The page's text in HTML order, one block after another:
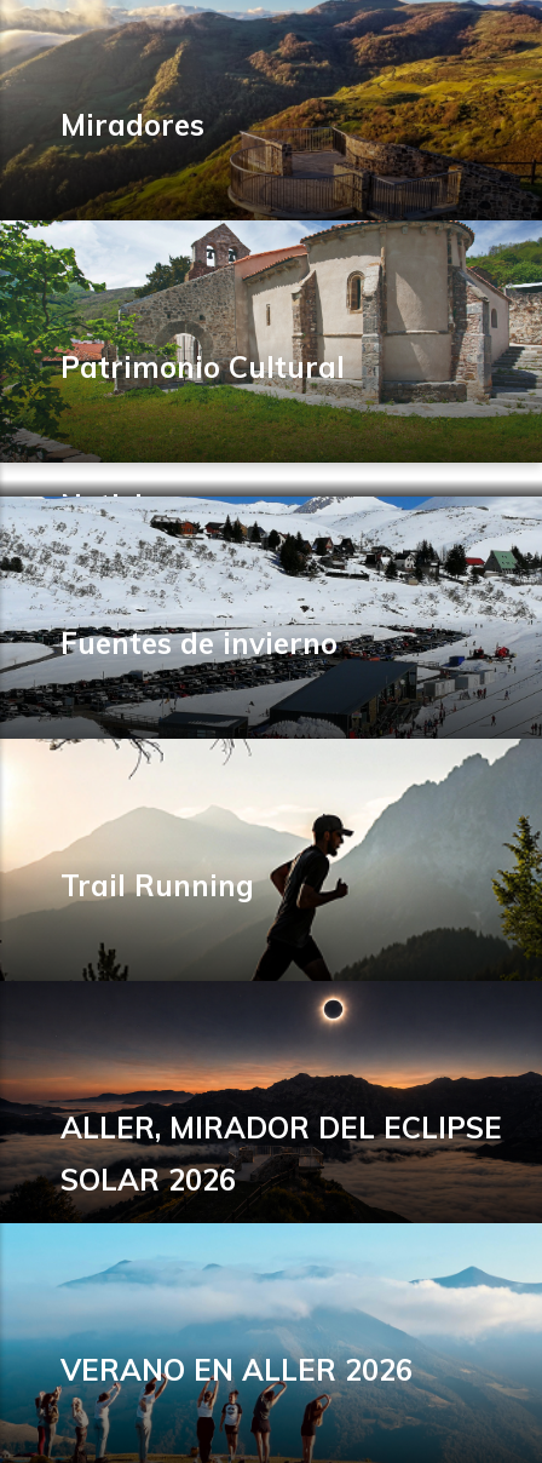
Miradores
Patrimonio Cultural
Noticias
Fuentes de invierno
Trail Running
ALLER, MIRADOR DEL ECLIPSE
SOLAR 2026
VERANO EN ALLER 2026